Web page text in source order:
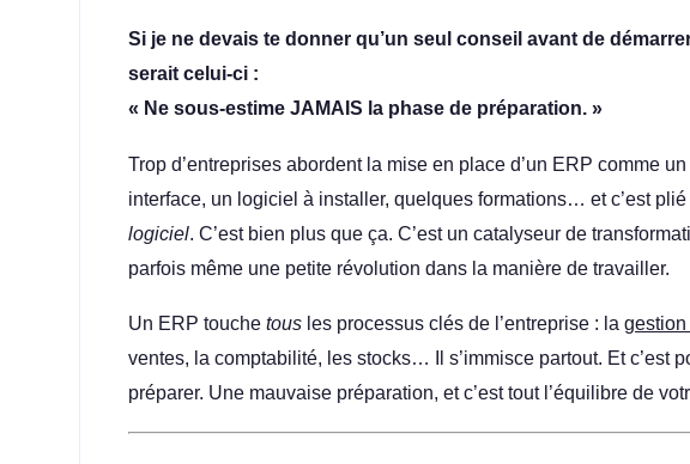
Si je ne devais te donner qu’un seul conseil avant de
serait celui-ci :
« Ne sous-estime JAMAIS la phase de préparation. »
Trop d’entreprises abordent la mise en place d’un ERP comme
interface, un logiciel à installer, quelques formations… et c’est plié
logiciel. C’est bien plus que ça. C’est un catalyseur de
parfois même une petite révolution dans la manière de travailler.
Un ERP touche tous les processus clés de l’entreprise : la
ventes, la comptabilité, les stocks… Il s’immisce partout. Et c’est
préparer. Une mauvaise préparation, et c’est tout l’équilibre de